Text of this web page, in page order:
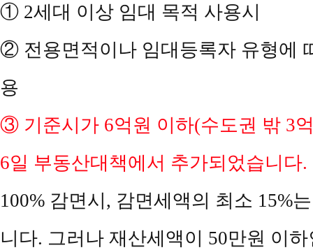
① 2세대 이상 임대 목적 사용시
② 전용면적이나 임대등록자 유형에
용
③ 기준시가 6억원 이하(수도권 밖 3
6일 부동산대책에서 추가되었습니다.
100% 감면시, 감면세액의 최소 15%
니다. 그러나 재산세액이 50만원 이